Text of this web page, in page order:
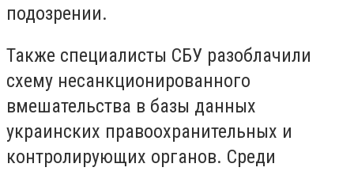
подозрении.
Также специалисты СБУ разоблачили
схему несанкционированного
вмешательства в базы данных
украинских правоохранительных и
контролирующих органов. Среди